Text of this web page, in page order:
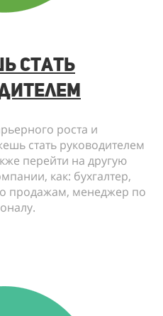
стать
роста и
стать руководителем
перейти на другую
как: бyхгaлтeр,
прoдaжaм, мeнeджeр пo